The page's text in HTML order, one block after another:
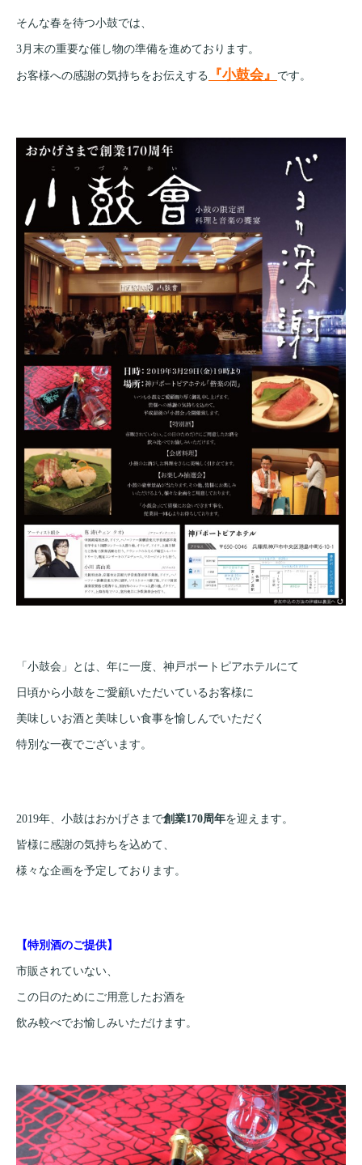
そんな春を待つ小鼓では、
3月末の重要な催し物の準備を進めております。
お客様への感謝の気持ちをお伝えする 『小鼓会』 です。
「小鼓会」とは、年に一度、神戸ポートピアホテルにて
日頃から小鼓をご愛顧いただいているお客様に
美味しいお酒と美味しい食事を愉しんでいただく
特別な一夜でございます。
2019年、小鼓はおかげさまで創業170周年を迎えます。
皆様に感謝の気持ちを込めて、
様々な企画を予定しております。
【特別酒のご提供】
市販されていない、
この日のためにご用意したお酒を
飲み較べでお愉しみいただけます。